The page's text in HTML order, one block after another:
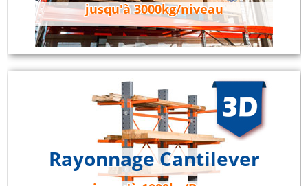
jusqu'à 3000kg/niveau
Rayonnage Cantilever